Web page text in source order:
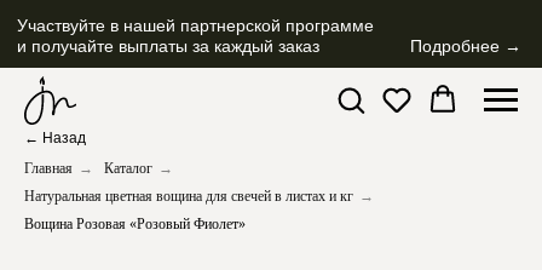
Участвуйте в нашей партнерской программе
и получайте выплаты за каждый заказ Подробнее →
← Назад
Главная → Каталог →
Натуральная цветная вощина для свечей в листах и кг →
Вощина Розовая «Розовый Фиолет»